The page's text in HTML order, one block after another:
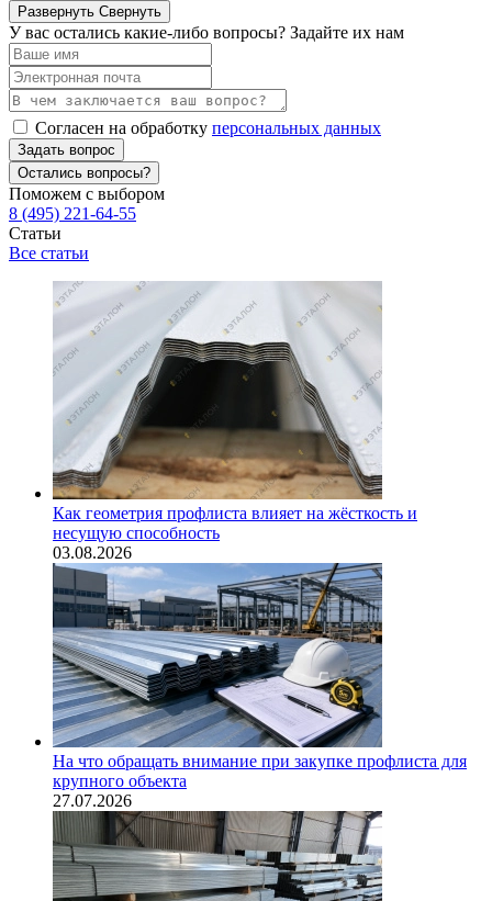
Развернуть Свернуть
У вас остались какие-либо вопросы? Задайте их нам
Согласен на обработку персональных данных
Задать вопрос
Остались вопросы?
Поможем с выбором
8 (495) 221-64-55
Статьи
Все статьи
Как геометрия профлиста влияет на жёсткость и
несущую способность
03.08.2026
На что обращать внимание при закупке профлиста для
крупного объекта
27.07.2026